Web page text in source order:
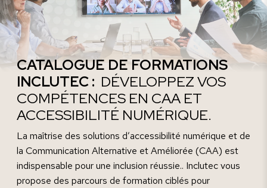
CATALOGUE DE FORMATIONS
INCLUTEC : DÉVELOPPEZ VOS
COMPÉTENCES EN CAA ET
ACCESSIBILITÉ NUMÉRIQUE.
La maîtrise des solutions d’accessibilité numérique et de
la Communication Alternative et Améliorée (CAA) est
indispensable pour une inclusion réussie.. Inclutec vous
propose des parcours de formation ciblés pour